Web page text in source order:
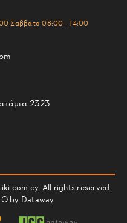
Σαββάτο 08:00 - 14:00
2323
All rights reserved.
by Dataway